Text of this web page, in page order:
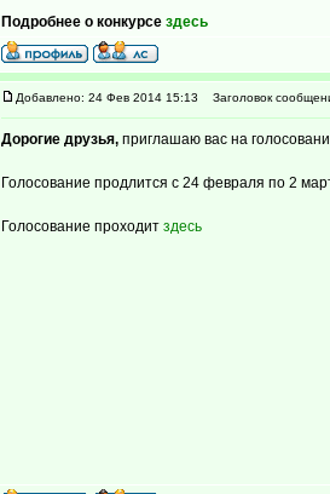
Подробнее о конкурсе здесь
Добавлено: 24 Фев 2014 15:13 Заголовок
Дорогие друзья, приглашаю вас на
Голосование продлится с 24 февраля по 2
Голосование проходит здесь